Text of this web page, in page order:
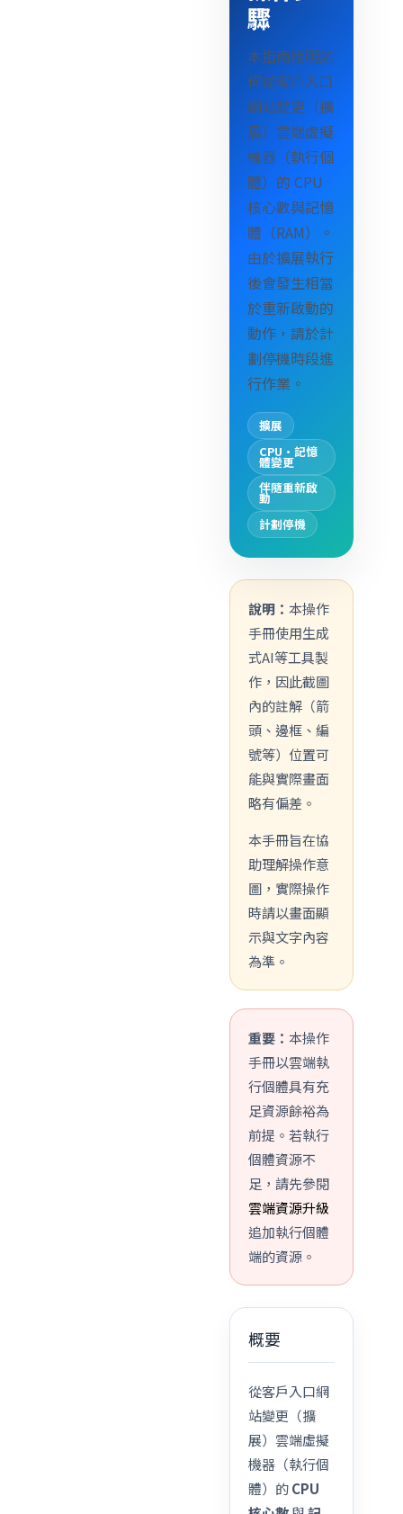
驟
本指南說明如
何從客戶入口
網站變更（擴
展）雲端虛擬
機器（執行個
體）的 CPU
核心數與記憶
體（RAM）。
由於擴展執行
後會發生相當
於重新啟動的
動作，請於計
劃停機時段進
行作業。
擴展
CPU·記憶
體變更
伴隨重新啟
動
計劃停機
說明：本操作
手冊使用生成
式AI等工具製
作，因此截圖
內的註解（箭
頭、邊框、編
號等）位置可
能與實際畫面
略有偏差。
本手冊旨在協
助理解操作意
圖，實際操作
時請以畫面顯
示與文字內容
為準。
重要：本操作
手冊以雲端執
行個體具有充
足資源餘裕為
前提。若執行
個體資源不
足，請先參閱
雲端資源升級
追加執行個體
端的資源。
概要
從客戶入口網
站變更（擴
展）雲端虛擬
機器（執行個
體）的CPU